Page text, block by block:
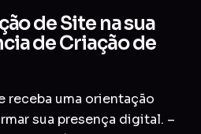
de Site na sua
de Criação de
receba uma orientação
sua presença digital. –